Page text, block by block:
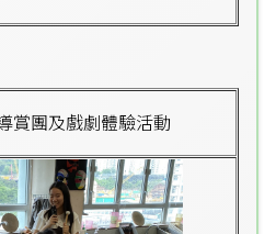
賞團及戲劇體驗活動